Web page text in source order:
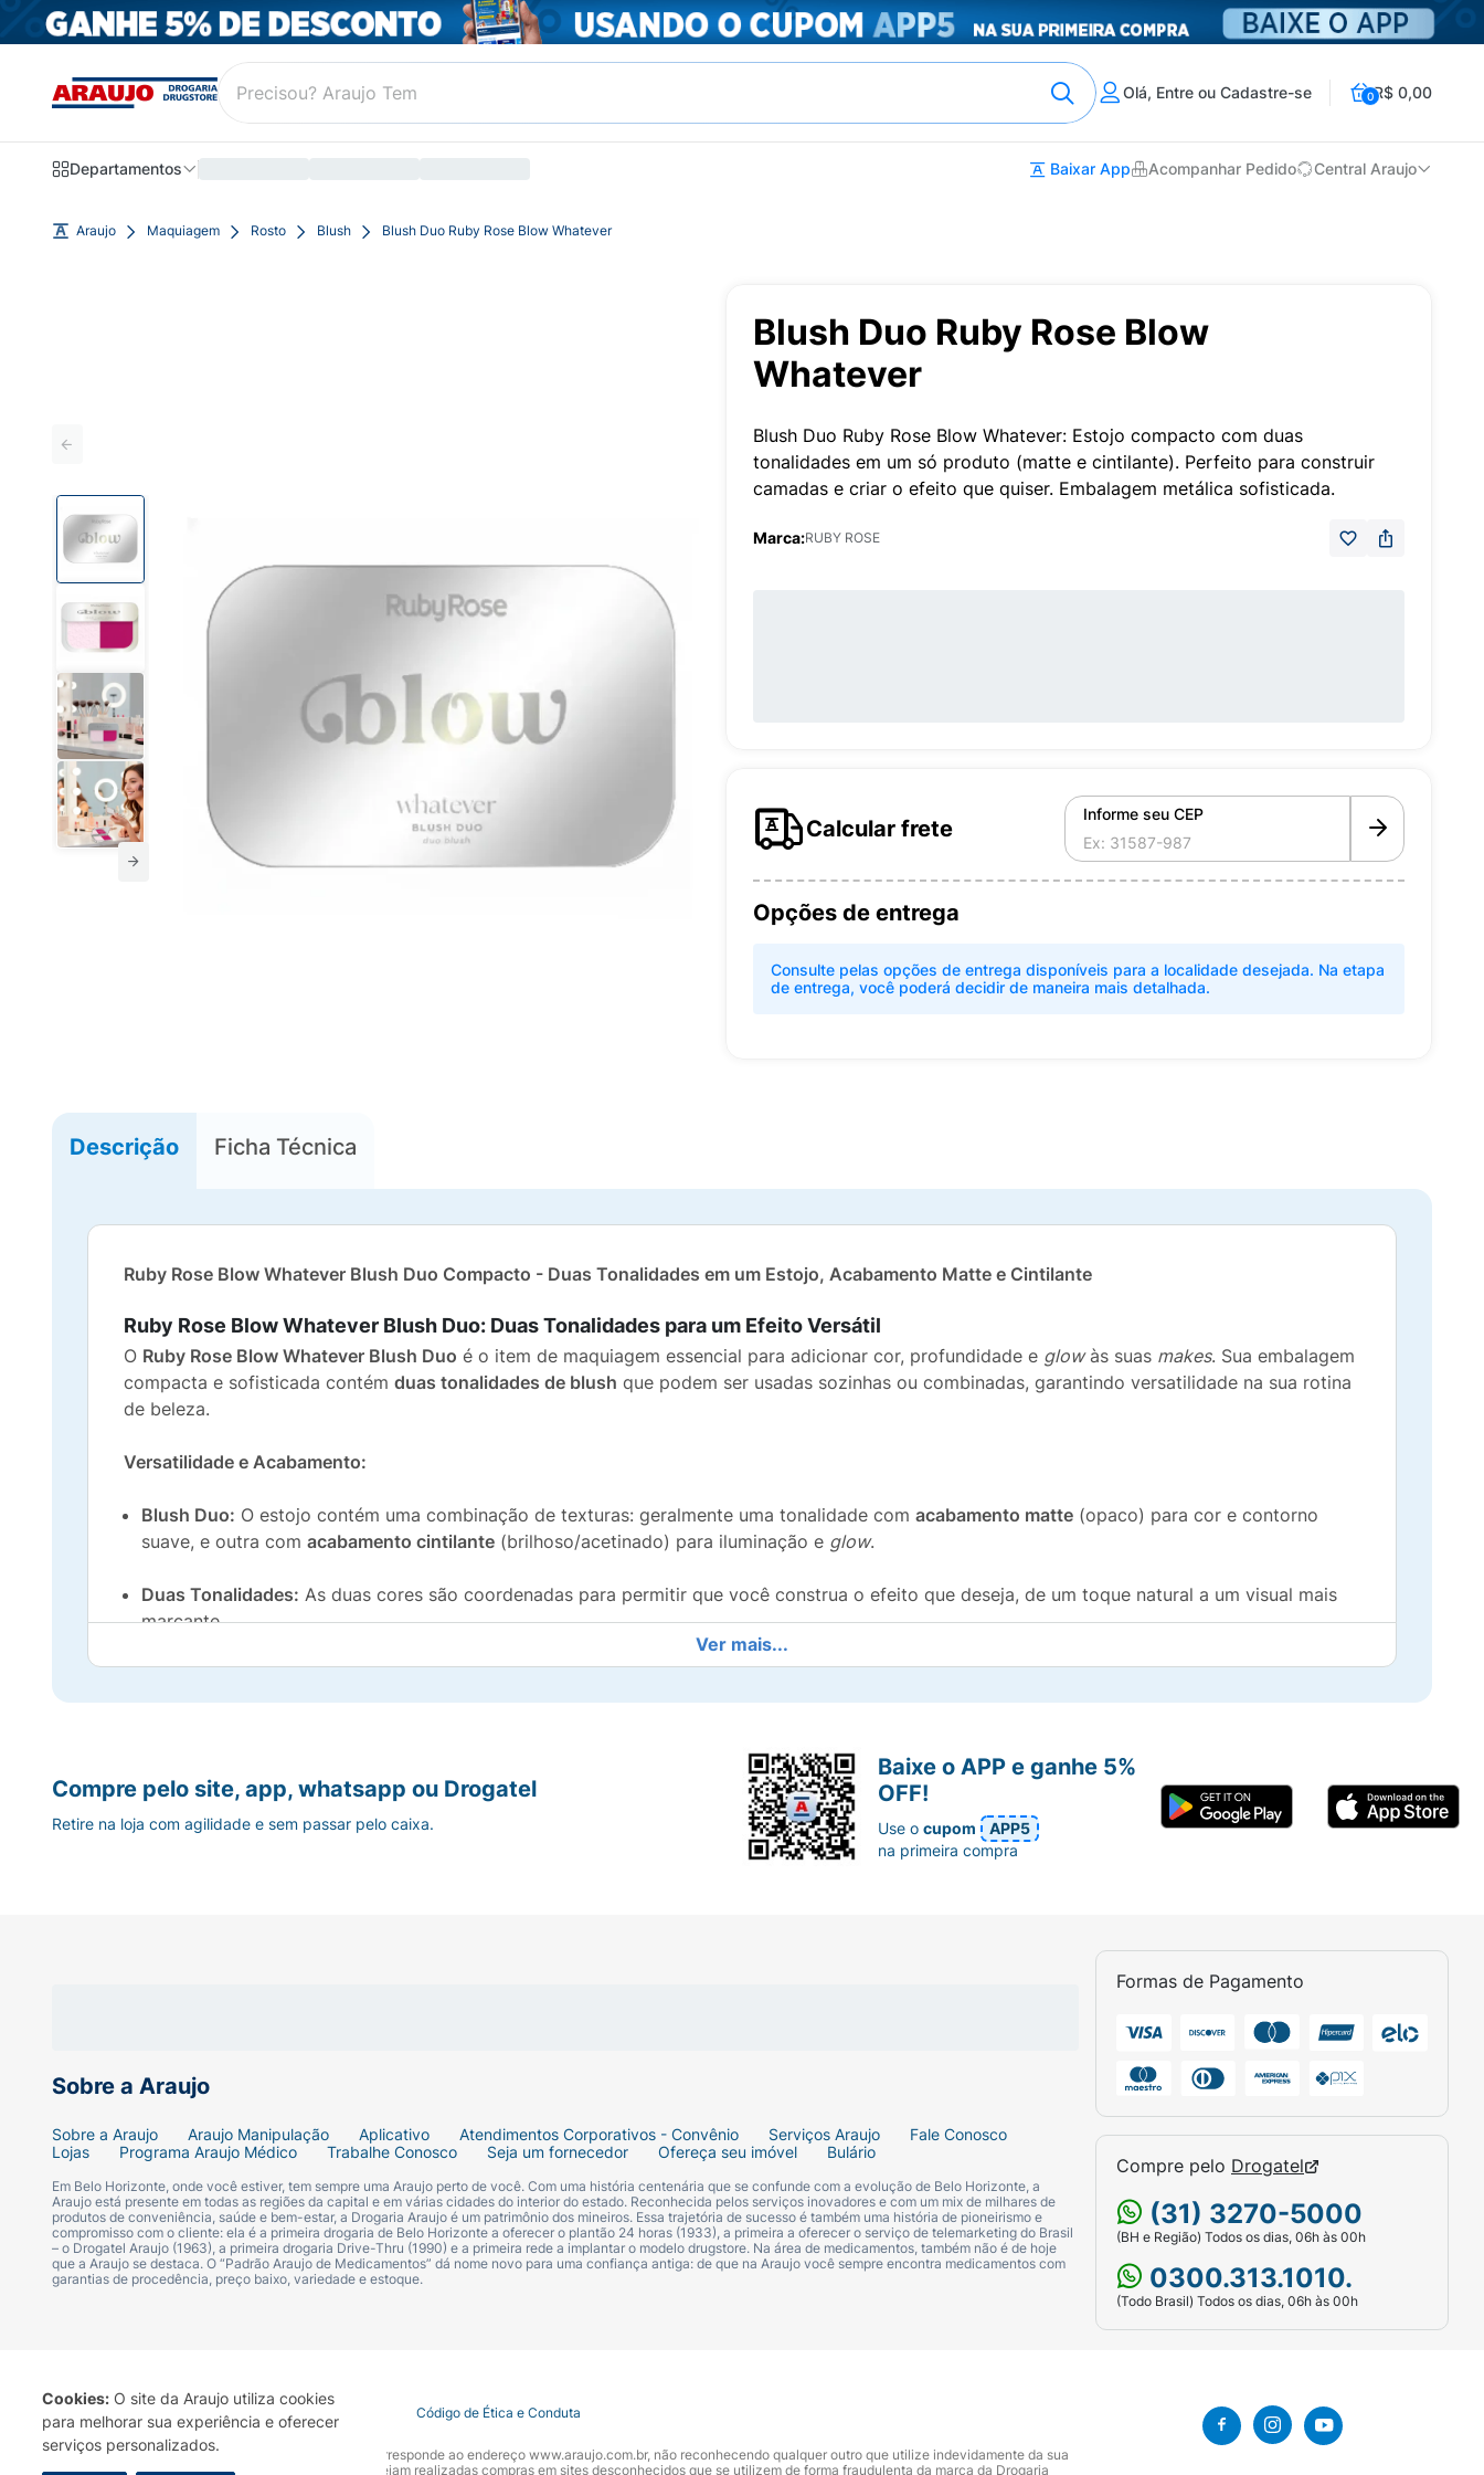
Cookies: O site da Araujo utiliza cookies
para melhorar sua experiência e oferecer
serviços personalizados.
Olá, Entre ou Cadastre-se 0R$ 0,00
Departamentos Baixar App Acompanhar Pedido Central Araujo
Araujo Maquiagem Rosto Blush Blush Duo Ruby Rose Blow Whatever
Blush Duo Ruby Rose Blow
Whatever
Blush Duo Ruby Rose Blow Whatever: Estojo compacto com duas
tonalidades em um só produto (matte e cintilante). Perfeito para construir
camadas e criar o efeito que quiser. Embalagem metálica sofisticada.
Marca:RUBY ROSE
Calcular frete
Informe seu CEP
Opções de entrega
Consulte pelas opções de entrega disponíveis para a localidade desejada. Na etapa
de entrega, você poderá decidir de maneira mais detalhada.
Descrição Ficha Técnica
Ruby Rose Blow Whatever Blush Duo Compacto - Duas Tonalidades em um Estojo, Acabamento Matte e Cintilante
Ruby Rose Blow Whatever Blush Duo: Duas Tonalidades para um Efeito Versátil
O Ruby Rose Blow Whatever Blush Duo é o item de maquiagem essencial para adicionar cor, profundidade e glowàs suas makes. Sua embalagem
compacta e sofisticada contém duas tonalidades de blush que podem ser usadas sozinhas ou combinadas, garantindo versatilidade na sua rotina
de beleza.
Versatilidade e Acabamento:
Blush Duo: O estojo contém uma combinação de texturas: geralmente uma tonalidade com acabamento matte (opaco) para cor e contorno
suave, e outra com acabamento cintilante (brilhoso/acetinado) para iluminação e glow.
Duas Tonalidades: As duas cores são coordenadas para permitir que você construa o efeito que deseja, de um toque natural a um visual mais
marcante.
Textura Fina:A textura do pó é fina, o que facilita a aplicação e a esfumação, evitando manchas.
Crie o seu look: use as cores separadamente ou misture para um efeito único! Adquira o Ruby Rose Blow Whatever Blush Duo.
Ver mais...
Sobre a Araujo
Sobre a Araujo Araujo Manipulação Aplicativo Atendimentos Corporativos - Convênio Serviços Araujo
Fale Conosco
Lojas
Programa Araujo Médico Trabalhe Conosco Seja um fornecedor Ofereça seu imóvel Bulário
Em Belo Horizonte, onde você estiver, tem sempre uma Araujo perto de você. Com uma história centenária que se confunde com a evolução de Belo Horizonte, a
Araujo está presente em todas as regiões da capital e em várias cidades do interior do estado. Reconhecida pelos serviços inovadores e com um mix de milhares de
produtos de conveniência, saúde e bem-estar, a Drogaria Araujo é um patrimônio dos mineiros. Essa trajetória de sucesso é também uma história de pioneirismo e
compromisso com o cliente: ela é a primeira drogaria de Belo Horizonte a oferecer o plantão 24 horas (1933), a primeira a oferecer o serviço de telemarketing do Brasil
– o Drogatel Araujo (1963), a primeira drogaria Drive-Thru (1990) e a primeira rede a implantar o modelo drugstore. Na área de medicamentos, também não é de hoje
que a Araujo se destaca. O “Padrão Araujo de Medicamentos” dá nome novo para uma confiança antiga: de que na Araujo você sempre encontra medicamentos com
garantias de procedência, preço baixo, variedade e estoque.
Formas de Pagamento
Compre pelo Drogatel
(31) 3270-5000
(BH e Região) Todos os dias, 06h às 00h
0300.313.1010.
(Todo Brasil) Todos os dias, 06h às 00h
Compre pelo site, app, whatsapp ou Drogatel
Retire na loja com agilidade e sem passar pelo caixa.
Baixe o APP e ganhe 5%
OFF!
Use ocupom
APP5
na primeira compra
Termo de Uso Portal da Privacidade Código de Ética e Conduta
A Drogaria Araujo S/A informa que o seu site oficial corresponde ao endereço www.araujo.com.br, não reconhecendo qualquer outro que utilize indevidamente da sua
marca. Para sua segurança recomendamos que não sejam realizadas compras em sites desconhecidos que se utilizem de forma fraudulenta da marca da Drogaria